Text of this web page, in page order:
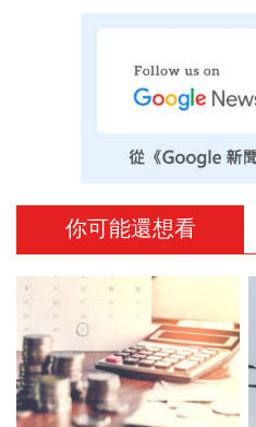
你可能還想看